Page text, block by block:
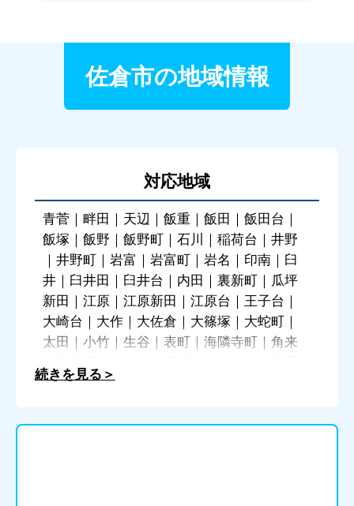
佐倉市の地域情報
対応地域
青菅｜畔田｜天辺｜飯重｜飯田｜飯田台｜
飯塚｜飯野｜飯野町｜石川｜稲荷台｜井野
｜井野町｜岩富｜岩富町｜岩名｜印南｜臼
井｜臼井田｜臼井台｜内田｜裏新町｜瓜坪
新田｜江原｜江原新田｜江原台｜王子台｜
大崎台｜大作｜大佐倉｜大篠塚｜大蛇町｜
太田｜小竹｜生谷｜表町｜海隣寺町｜角来
｜上志津｜上志津原｜上代｜上別所｜木野
風｜山王｜下勝田｜下志津｜下志津原｜下
続きを見る＞